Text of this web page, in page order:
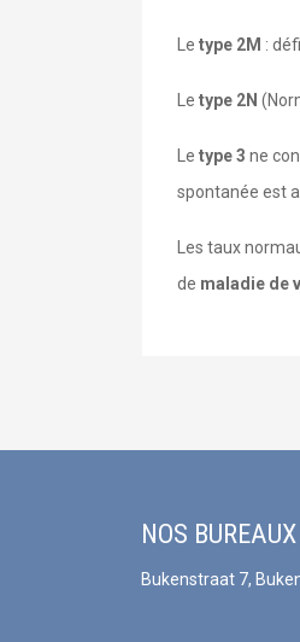
Le type 2M :
Le type 2N
Le type 3 ne
spontanée est
Les taux
de maladie de
NOS BUREAUX
Bukenstraat 7,